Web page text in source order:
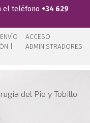
el teléfono +34 629
|
ACCESO
ADMINISTRADORES
del Pie y Tobillo